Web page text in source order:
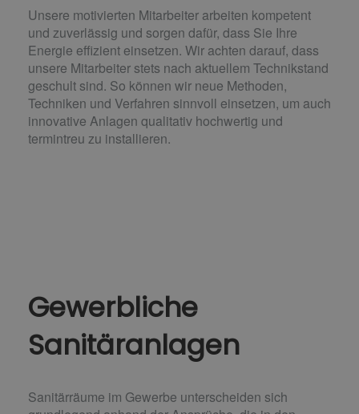
Unsere motivierten Mitarbeiter arbeiten kompetent
und zuverlässig und sorgen dafür, dass Sie Ihre
Energie effizient einsetzen. Wir achten darauf, dass
unsere Mitarbeiter stets nach aktuellem Technikstand
geschult sind. So können wir neue Methoden,
Techniken und Verfahren sinnvoll einsetzen, um auch
innovative Anlagen qualitativ hochwertig und
termintreu zu installieren.
Gewerbliche
Sanitäranlagen
Sanitärräume im Gewerbe unterscheiden sich